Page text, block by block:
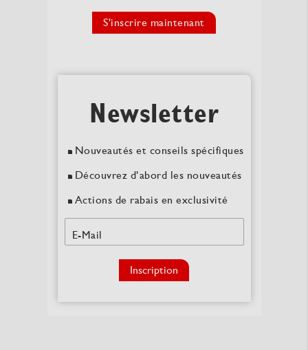
Newsletter
Nouveautés et conseils spécifiques
Découvrez d’abord les nouveautés
Actions de rabais en exclusivité
E-Mail
Inscription
S'inscrire maintenant